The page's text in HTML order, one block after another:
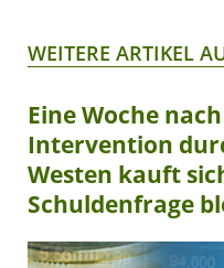
WEITERE ARTIKEL
Eine Woche
Intervention
Westen kauft
Schuldenfrage